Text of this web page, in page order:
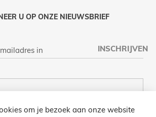
U OP ONZE NIEUWSBRIEF
INSCHRIJVEN
om je bezoek aan onze website